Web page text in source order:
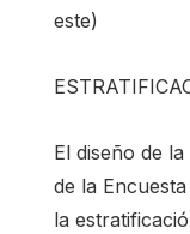
este)
El diseño de
de la
la